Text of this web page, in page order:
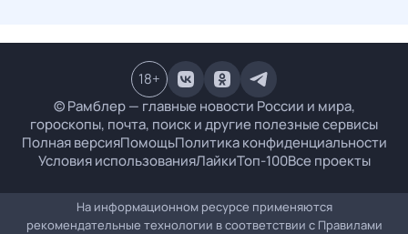
© Рамблер — главные новости России и мира,
гороскопы, почта, поиск и другие полезные сервисы
Полная версияПомощьПолитика конфиденциальности
Условия использованияЛайкиТоп-100Все проекты
18+
На информационном ресурсе применяются
рекомендательные технологии в соответствии с Правилами